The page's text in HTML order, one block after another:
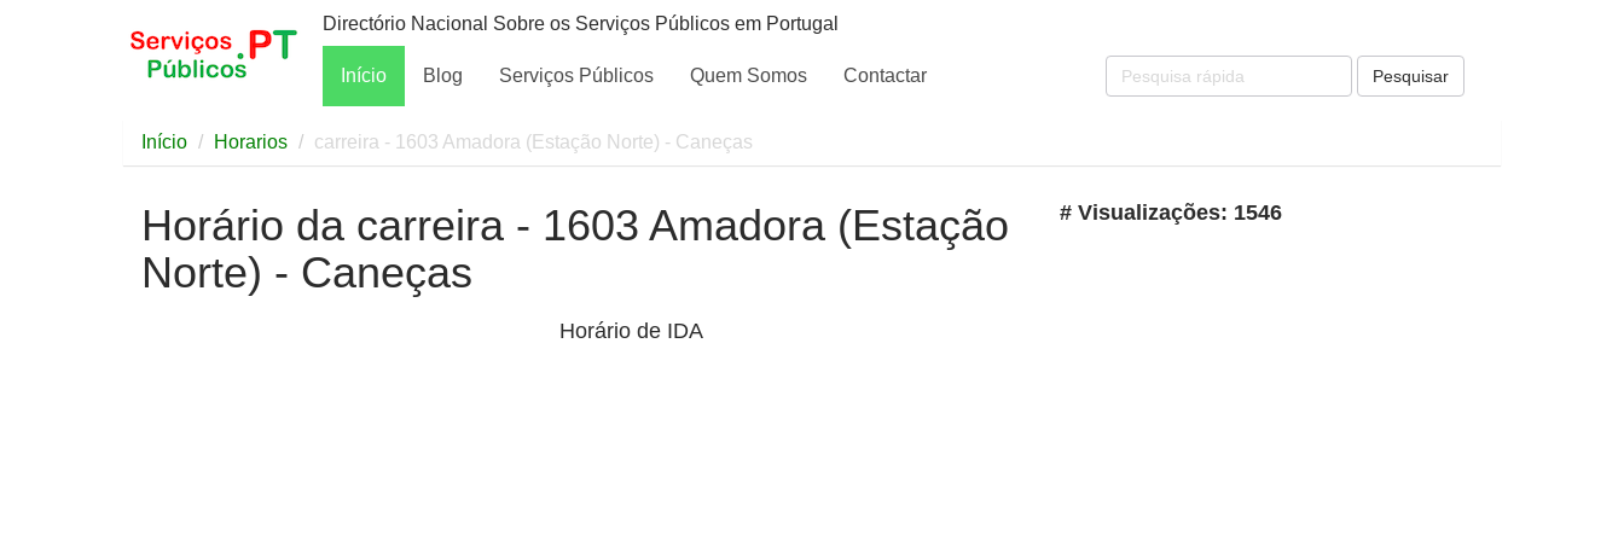
Directório Nacional Sobre os Serviços Públicos em Portugal
Início Blog Serviços Públicos Quem Somos Contactar Pesquisar
Início Horarios carreira - 1603 Amadora (Estação Norte) - Caneças
Horário da carreira - 1603 Amadora (Estação
Norte) - Caneças
Horário de IDA
# Visualizações: 1546